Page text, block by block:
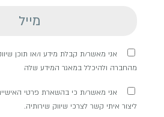
אני מאשר/ת קבלת מידע ו/או תוכן
מהחברה ולהיכלל במאגר המידע שלה
אני מאשר/ת כי בהשארת פרטי
ליצור איתי קשר לצרכי שיווק שירותיה.